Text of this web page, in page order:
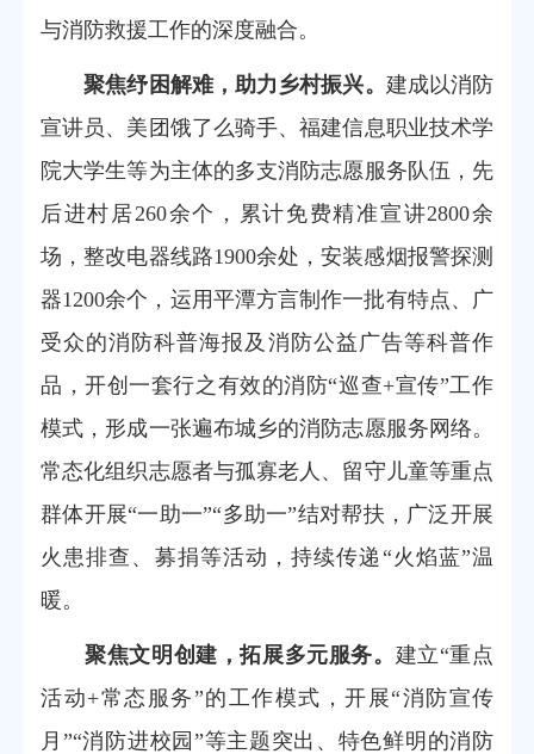
与消防救援工作的深度融合。
聚焦纾困解难，助力乡村振兴。 建成以消防
宣讲员、美团饿了么骑手、福建信息职业技术学
院大学生等为主体的多支消防志愿服务队伍，先
后进村居260余个，累计免费精准宣讲2800余
场，整改电器线路1900余处，安装感烟报警探测
器1200余个，运用平潭方言制作一批有特点、广
受众的消防科普海报及消防公益广告等科普作
品，开创一套行之有效的消防“巡查+宣传”工作
模式，形成一张遍布城乡的消防志愿服务网络。
常态化组织志愿者与孤寡老人、留守儿童等重点
群体开展“一助一”“多助一”结对帮扶，广泛开展
火患排查、募捐等活动，持续传递“火焰蓝”温
暖。
聚焦文明创建，拓展多元服务。 建立“重点
活动+常态服务”的工作模式，开展“消防宣传
月”“消防进校园”等主题突出、特色鲜明的消防